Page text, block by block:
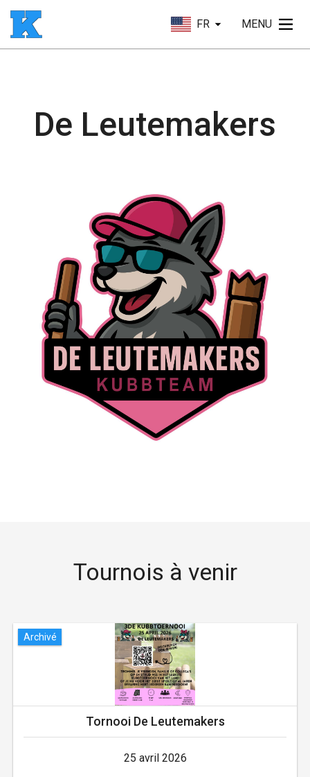
FR MENU
De Leutemakers
Tournois à venir
Archivé
Tornooi De Leutemakers
25 avril 2026